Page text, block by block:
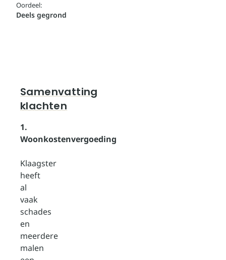
Oordeel:
Deels gegrond
Samenvatting
klachten
1.
Woonkostenvergoeding
Klaagster
heeft
al
vaak
schades
en
meerdere
malen